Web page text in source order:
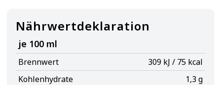
Nährwertdeklaration
je 100 ml
Brennwert
309 kJ / 75 kcal
Kohlenhydrate
1,3 g